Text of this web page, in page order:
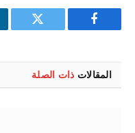
فيسبوك تويتر
المقالات ذات الصلة